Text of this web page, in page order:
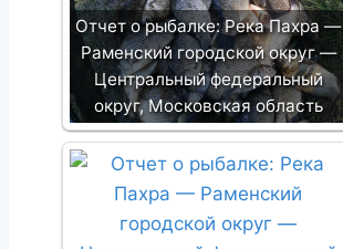
Отчет о рыбалке: Река Пахра —
Раменский городской округ —
Центральный федеральный
округ, Московская область